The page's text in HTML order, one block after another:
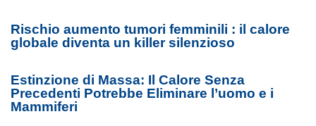
Rischio aumento tumori femminili : il calore
globale diventa un killer silenzioso
Estinzione di Massa: Il Calore Senza
Precedenti Potrebbe Eliminare l’uomo e i
Mammiferi